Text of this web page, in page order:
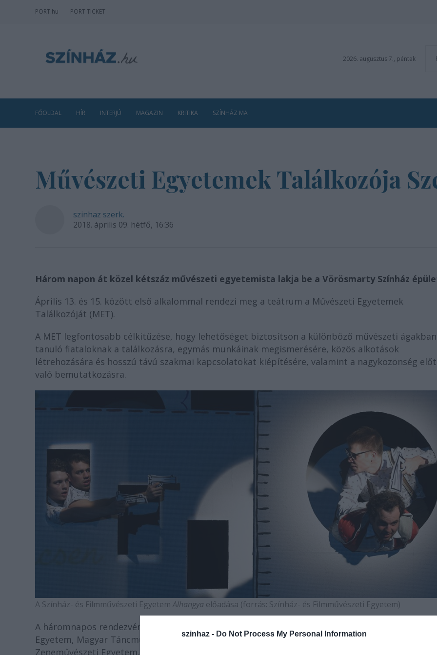
szinhaz - Do Not Process My Personal Information
PORT.hu PORT TICKET
2026. augusztus 7., péntek
FŐOLDAL HÍR INTERJÚ MAGAZIN KRITIKA SZÍNHÁZ MA
Művészeti Egyetemek Találkozója
szinhaz szerk.
2018. április 09. hétfő, 16:36
Három napon át közel kétszáz művészeti egyetemista lakja be a Vörösmarty Színház
Április 13. és 15. között első alkalommal rendezi meg a teátrum a Művészeti Egyetemek
Találkozóját (MET).
A MET legfontosabb célkitűzése, hogy lehetőséget biztosítson a különböző művészeti ágakban
tanuló fiataloknak a találkozásra, egymás munkáinak megismerésére, közös alkotások
létrehozására és hosszú távú szakmai kapcsolatokat kiépítésére, valamint a nagyközönség
való bemutatkozásra.
A Színház- és Filmművészeti Egyetem Alhangya előadása (forrás: Színház- és Filmművészeti Egyetem)
A háromnapos rendezvényen valamennyi budapesti művészeti egyetem (Magyar
Egyetem, Magyar Táncművészeti Egyetem, Moholy-Nagy Művészeti Egyetem, Liszt Ferenc
Zeneművészeti Egyetem, Színház- és Filmművészeti Egyetem) és a Pécsi Tudományegyetem